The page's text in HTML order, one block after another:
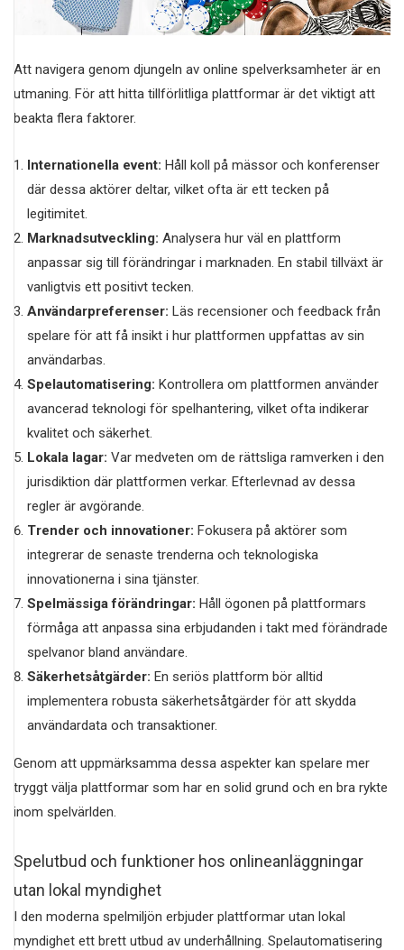
Att navigera genom djungeln av online spelverksamheter är en
utmaning. För att hitta tillförlitliga plattformar är det viktigt att
beakta flera faktorer.
Internationella event: Håll koll på mässor och konferenser
där dessa aktörer deltar, vilket ofta är ett tecken på
legitimitet.
Marknadsutveckling: Analysera hur väl en plattform
anpassar sig till förändringar i marknaden. En stabil tillväxt är
vanligtvis ett positivt tecken.
Användarpreferenser: Läs recensioner och feedback från
spelare för att få insikt i hur plattformen uppfattas av sin
användarbas.
Spelautomatisering: Kontrollera om plattformen använder
avancerad teknologi för spelhantering, vilket ofta indikerar
kvalitet och säkerhet.
Lokala lagar: Var medveten om de rättsliga ramverken i den
jurisdiktion där plattformen verkar. Efterlevnad av dessa
regler är avgörande.
Trender och innovationer: Fokusera på aktörer som
integrerar de senaste trenderna och teknologiska
innovationerna i sina tjänster.
Spelmässiga förändringar: Håll ögonen på plattformars
förmåga att anpassa sina erbjudanden i takt med förändrade
spelvanor bland användare.
Säkerhetsåtgärder: En seriös plattform bör alltid
implementera robusta säkerhetsåtgärder för att skydda
användardata och transaktioner.
Genom att uppmärksamma dessa aspekter kan spelare mer
tryggt välja plattformar som har en solid grund och en bra rykte
inom spelvärlden.
Spelutbud och funktioner hos onlineanläggningar
utan lokal myndighet
I den moderna spelmiljön erbjuder plattformar utan lokal
myndighet ett brett utbud av underhållning. Spelautomatisering